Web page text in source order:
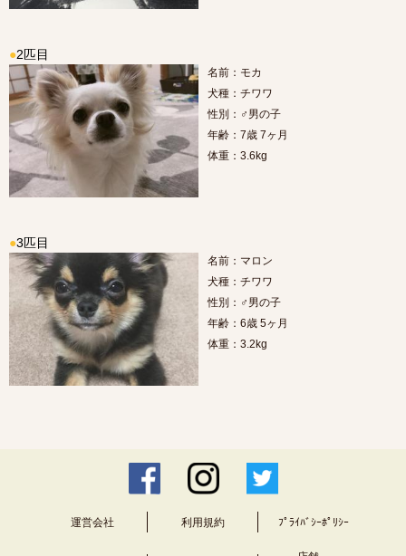
●2匹目
名前：モカ
犬種：チワワ
性別：♂男の子
年齢：7歳 7ヶ月
体重：3.6kg
●3匹目
名前：マロン
犬種：チワワ
性別：♂男の子
年齢：6歳 5ヶ月
体重：3.2kg
運営会社 利用規約 ﾌﾟﾗｲﾊﾞｼｰﾎﾟﾘｼｰ